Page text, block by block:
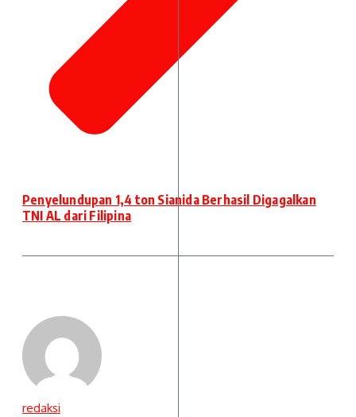
Penyelundupan 1,4 ton Sianida Berhasil Digagalkan
TNI AL dari Filipina
redaksi